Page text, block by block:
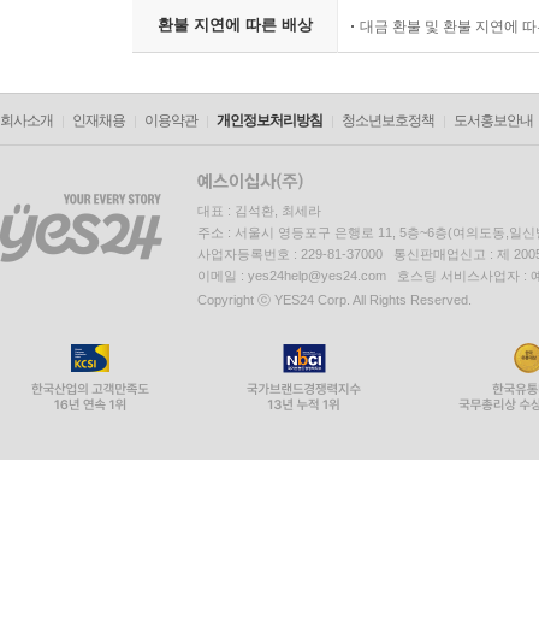
환불 지연에 따른 배상 대금 환불 및 환불 지연에
회사소개 인재채용 이용약관 개인정보처리방침 청소년보호정책 도서홍보안내
대표 : 김석환, 최세라
주소 : 서울시 영등포구 은행로 11, 5층~6층(여의도동,일신
사업자등록번호 : 229-81-37000 통신판매업신고 : 제
이메일 : yes24help@yes24.com 호스팅 서비스사업자 :
Copyright ⓒ YES24 Corp. All Rights Reserved.